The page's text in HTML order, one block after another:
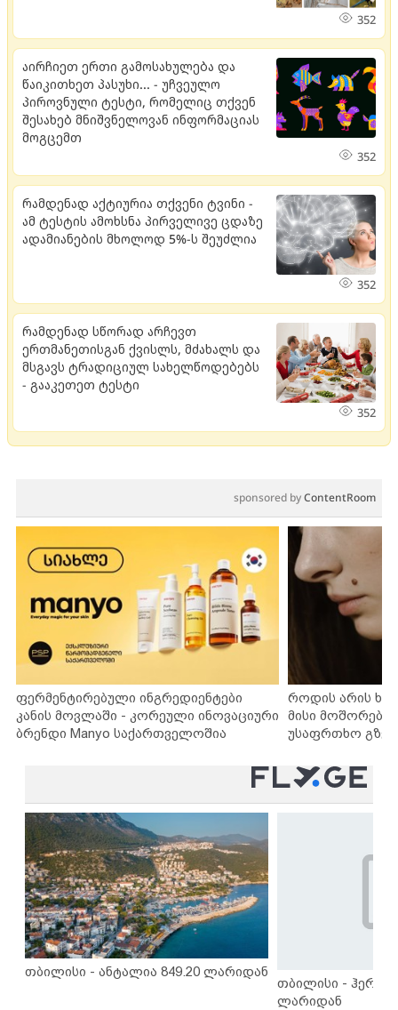
352
აირჩიეთ ერთი გამოსახულება და
წაიკითხეთ პასუხი... - უჩვეულო
პიროვნული ტესტი, რომელიც თქვენ
შესახებ მნიშვნელოვან ინფორმაციას
მოგცემთ
352
რამდენად აქტიურია თქვენი ტვინი -
ამ ტესტის ამოხსნა პირველივე ცდაზე
ადამიანების მხოლოდ 5%-ს შეუძლია
352
რამდენად სწორად არჩევთ
ერთმანეთისგან ქვისლს, მძახალს და
მსგავს ტრადიციულ სახელწოდებებს
- გააკეთეთ ტესტი
352
sponsored byContentRoom
ფერმენტირებული ინგრედიენტები
კანის მოვლაში - კორეული ინოვაციური
ბრენდი Manyo საქართველოშია
როდის არის
მისი
უსაფრთხო
თბილისი - ანტალია 849.20 ლარიდან
თბილისი -
ლარიდან